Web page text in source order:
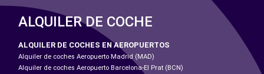
ALQUILER DE COCHE
ALQUILER DE COCHES EN AEROPUERTOS
Alquiler de coches Aeropuerto Madrid (MAD)
Alquiler de coches Aeropuerto Barcelona-El Prat (BCN)